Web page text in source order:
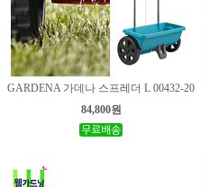
GARDENA 가데나 스프레더 L 00432-20
84,800원